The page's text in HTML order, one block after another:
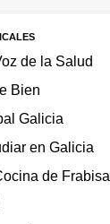
de la Salud
Bien
Galicia
en Galicia
de Frabisa